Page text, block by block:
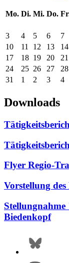
Mo. Di. Mi. Do.
3
4 5 6 7
10
11 12 13 14
17
18 19 20 21
24
25 26 27 28
31
1 2 3 4
Downloads
Flyer Regio-
Vorstellung
Biedenkopf